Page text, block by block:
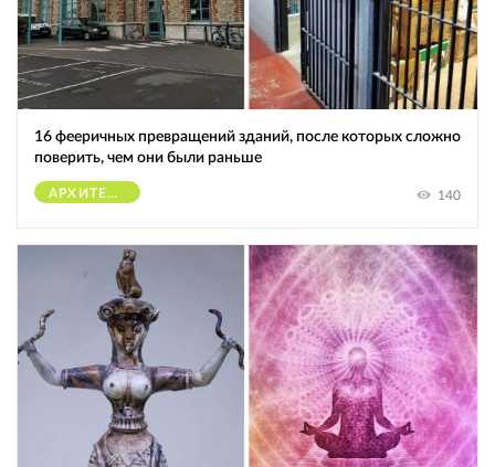
16 фееричных превращений зданий, после которых сложно
поверить, чем они были раньше
АРХИТЕКТУРА 140